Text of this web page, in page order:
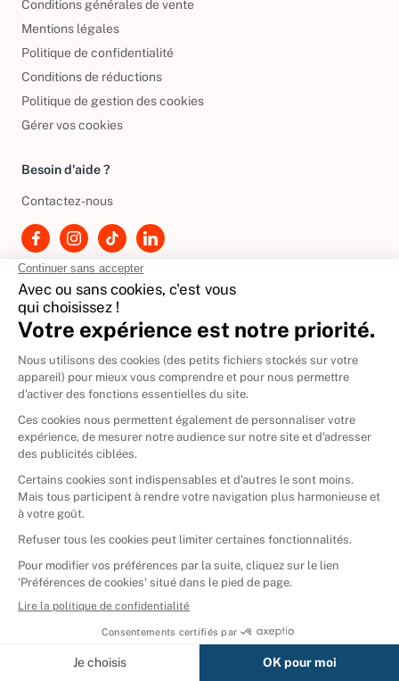
Afficher tous les résultats
Conditions générales de vente
Mentions légales
Politique de confidentialité
Conditions de réductions
Politique de gestion des cookies
Gérer vos cookies
Besoin d'aide ?
Contactez-nous
International
🇪🇸Espagne
🇩🇪Allemagne
🇮🇹 Italie